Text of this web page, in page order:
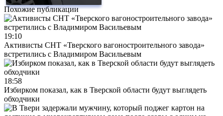
Похожие публикации
19:10
Активисты СНТ «Тверского вагоностроительного завода»
встретились с Владимиром Васильевым
18:58
Избирком показал, как в Тверской области будут выглядеть
обходчики